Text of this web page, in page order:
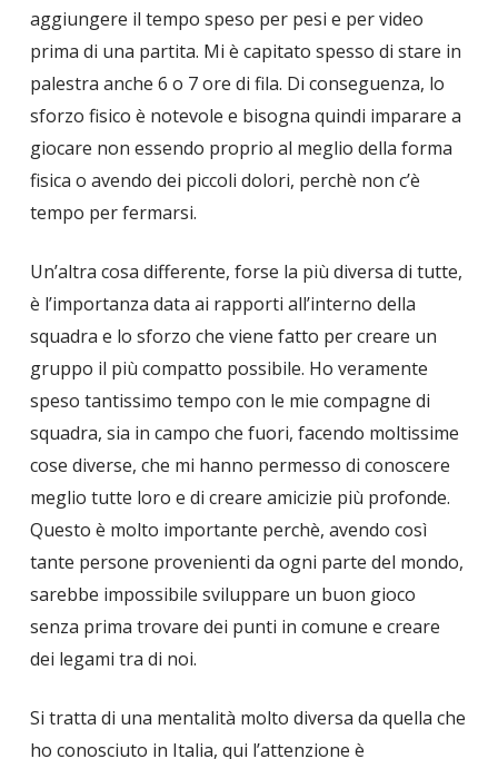
aggiungere il tempo speso per pesi e per video
prima di una partita. Mi è capitato spesso di stare in
palestra anche 6 o 7 ore di fila. Di conseguenza, lo
sforzo fisico è notevole e bisogna quindi imparare a
giocare non essendo proprio al meglio della forma
fisica o avendo dei piccoli dolori, perchè non c’è
tempo per fermarsi.
Un’altra cosa differente, forse la più diversa di tutte,
è l’importanza data ai rapporti all’interno della
squadra e lo sforzo che viene fatto per creare un
gruppo il più compatto possibile. Ho veramente
speso tantissimo tempo con le mie compagne di
squadra, sia in campo che fuori, facendo moltissime
cose diverse, che mi hanno permesso di conoscere
meglio tutte loro e di creare amicizie più profonde.
Questo è molto importante perchè, avendo così
tante persone provenienti da ogni parte del mondo,
sarebbe impossibile sviluppare un buon gioco
senza prima trovare dei punti in comune e creare
dei legami tra di noi.
Si tratta di una mentalità molto diversa da quella che
ho conosciuto in Italia, qui l’attenzione è